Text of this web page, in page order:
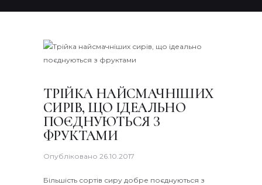
ТРІЙКА НАЙСМАЧНІШИХ
СИРІВ, ЩО ІДЕАЛЬНО
ПОЄДНУЮТЬСЯ З
ФРУКТАМИ
Опубліковано 26.10.2017
Більшість сортів сиру добре поєднуються з